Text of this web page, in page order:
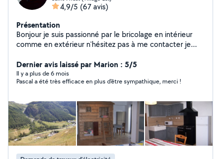
4,9/5 (67 avis)
Présentation
Bonjour je suis passionné par le bricolage en intérieur
comme en extérieur n'hésitez pas à me contacter je
trois soixante cinq quarante six quatorze
Dernier avis laissé par Marion : 5/5
Il y a plus de 6 mois
Pascal a été très efficace en plus d'être sympathique, merci !